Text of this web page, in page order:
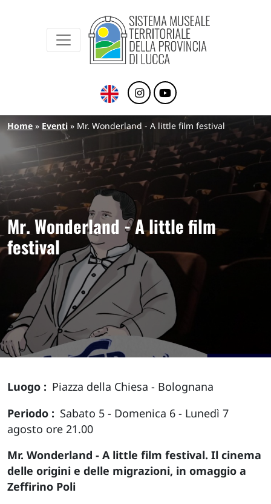
Sistema Museale Territoriale della
Briciole di pane
Home Eventi Mr. Wonderland - A little film festival
Mr. Wonderland - A little film
festival
Luogo
Piazza della Chiesa - Bolognana
Periodo
Sabato 5 - Domenica 6 - Lunedì 7
agosto ore 21.00
Mr. Wonderland - A little film festival. Il cinema
delle origini e delle migrazioni, in omaggio a
Zeffirino Poli